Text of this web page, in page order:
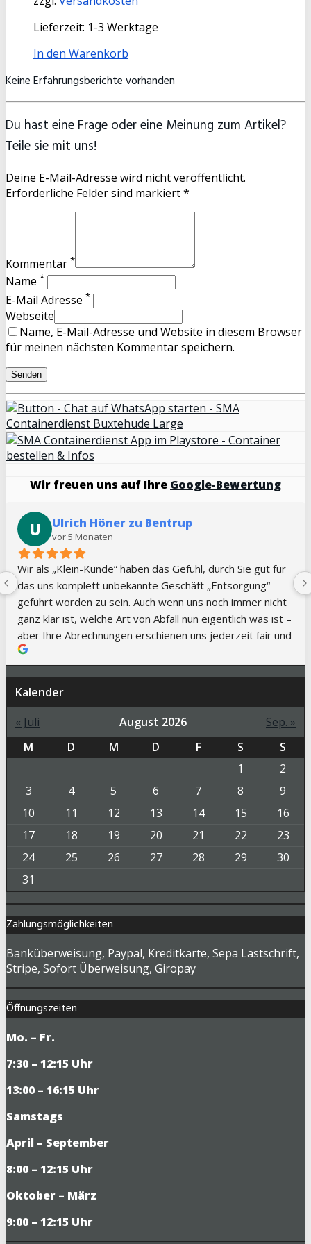
Lieferzeit: 1-3 Werktage
In den Warenkorb
Keine Erfahrungsberichte vorhanden
Du hast eine Frage oder eine Meinung zum Artikel?
Teile sie mit uns!
Deine E-Mail-Adresse wird nicht veröffentlicht.
Erforderliche Felder sind markiert *
Kommentar *
Name *
E-Mail Adresse *
Webseite
Name, E-Mail-Adresse und Website in diesem Browser
für meinen nächsten Kommentar speichern.
Wir freuen uns auf Ihre Google-Bewertung
J Jennifer Kilian
vor 5 Monaten
Sehr guter Service, immer kurzfristig und flexibel. Vielen
Dank!
Kalender
« Juli
August 2026
Sep. »
M
D M D F S
S
1
2
3
4 5 6 7 8
9
10
11 12 13 14 15
16
17
18 19 20 21 22
23
24
25 26 27 28 29
30
31
Zahlungsmöglichkeiten
Banküberweisung, Paypal, Kreditkarte, Sepa Lastschrift,
Stripe, Sofort Überweisung, Giropay
Öffnungszeiten
Mo. – Fr.
7:30 – 12:15 Uhr
13:00 – 16:15 Uhr
Samstags
April – September
8:00 – 12:15 Uhr
Oktober – März
9:00 – 12:15 Uhr